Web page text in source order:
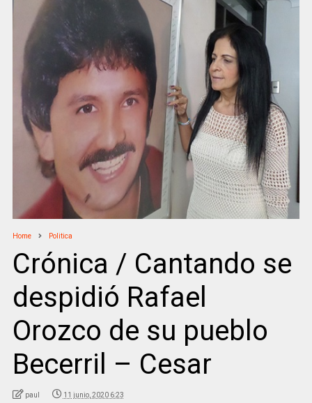
Home Politica
Crónica / Cantando se
despidió Rafael
Orozco de su pueblo
Becerril – Cesar
paul 11 junio, 2020 6:23